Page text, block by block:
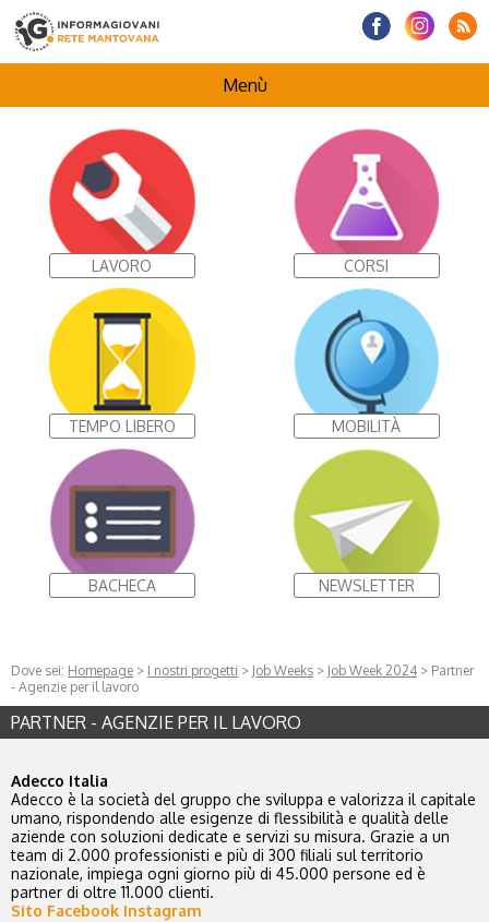
Menù
CENTRI INFORMAGIOVANI
LAVORO CORSI
TEMPO LIBERO MOBILITÀ
BACHECA NEWSLETTER
Dove sei: Homepage > I nostri progetti > Job Weeks > Job Week 2024 > Partner
- Agenzie per il lavoro
PARTNER - AGENZIE PER IL LAVORO
Adecco Italia
Adecco è la società del gruppo che sviluppa e valorizza il capitale
umano, rispondendo alle esigenze di flessibilità e qualità delle
aziende con soluzioni dedicate e servizi su misura. Grazie a un
team di 2.000 professionisti e più di 300 filiali sul territorio
nazionale, impiega ogni giorno più di 45.000 persone ed è
partner di oltre 11.000 clienti.
Sito Facebook Instagram